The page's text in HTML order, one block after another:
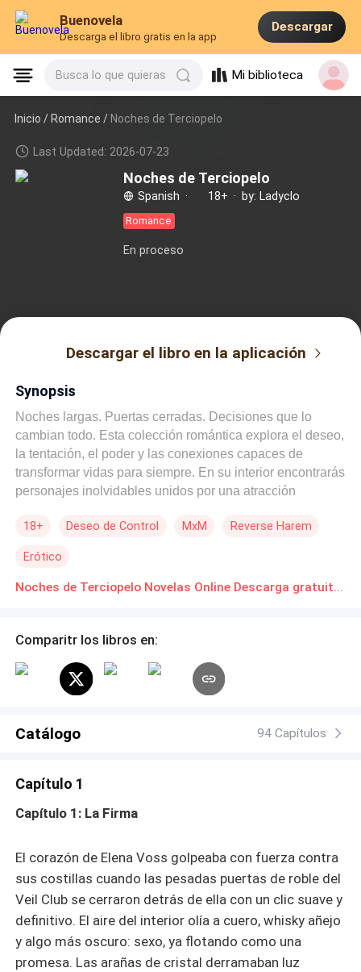
Buenovela
Descarga el libro gratis en la app
Descargar
Busca lo que quieras Mi biblioteca
Inicio /Romance / Noches de Terciopelo
Last Updated: 2026-07-23
Noches de Terciopelo
Spanish · 18+ · by: Ladyclo
Romance
En proceso
Descargar el libro en la aplicación
Synopsis
Noches largas. Puertas cerradas. Decisiones que lo
cambian todo. Esta colección romántica explora el deseo,
la tentación, el poder y las conexiones capaces de
transformar vidas para siempre. En su interior encontrarás
personajes inolvidables unidos por una atracción
pueden ignorar. Desde entornos laborales llenos de
a personas que se encuentran ante decisiones capaces
de cambiar su destino. Estas relaciones ponen a prueba
atrapados en romances prohibidos. Otros descubren
deben elegir entre el camino seguro y aquel que su
corazón se niega a abandonar. Prepárate para vivir
crecimiento personal, celos, obsesión y momentos que
una química poderosa y personajes cuyas historias te
mantendrán pasando páginas hasta altas horas de la
noche. Una vez que empieces a leer, te resultará difícil
18+ Deseo de Control MxM Reverse Harem
Erótico
Noches de Terciopelo Novelas Online Descarga gratuita de PDF
Comparitr los libros en:
Catálogo 94 Capítulos
Capítulo 1
Capítulo 1: La Firma
El corazón de Elena Voss golpeaba con fuerza contra
sus costillas cuando las pesadas puertas de roble del
Veil Club se cerraron detrás de ella con un clic suave y
definitivo. El aire del interior olía a cuero, whisky añejo
y algo más oscuro: sexo, ya flotando como una
promesa. Las arañas de cristal derramaban luz